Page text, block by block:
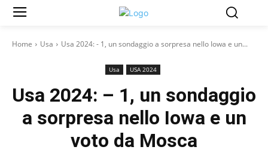
Home Usa Usa 2024: - 1, un sondaggio a sorpresa nello Iowa e un...
Usa USA 2024
Usa 2024: – 1, un sondaggio
a sorpresa nello Iowa e un
voto da Mosca